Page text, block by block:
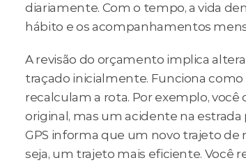
diariamente. Com o tempo, a vida
hábito e os acompanhamentos
A revisão do orçamento implica
traçado inicialmente. Funciona como
recalculam a rota. Por exemplo,
original, mas um acidente na
GPS informa que um novo trajeto
seja, um trajeto mais eficiente. Você